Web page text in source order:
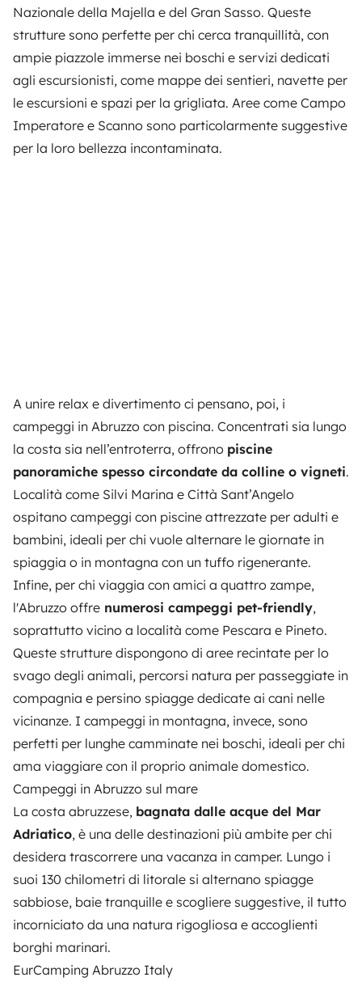
Nazionale della Majella e del Gran Sasso. Queste
strutture sono perfette per chi cerca tranquillità, con
ampie piazzole immerse nei boschi e servizi dedicati
agli escursionisti, come mappe dei sentieri, navette per
le escursioni e spazi per la grigliata. Aree come Campo
Imperatore e Scanno sono particolarmente suggestive
per la loro bellezza incontaminata.
A unire relax e divertimento ci pensano, poi, i
campeggi in Abruzzo con piscina. Concentrati sia lungo
la costa sia nell’entroterra, offrono piscine
panoramiche spesso circondate da colline o vigneti.
Località come Silvi Marina e Città Sant’Angelo
ospitano campeggi con piscine attrezzate per adulti e
bambini, ideali per chi vuole alternare le giornate in
spiaggia o in montagna con un tuffo rigenerante.
Infine, per chi viaggia con amici a quattro zampe,
l'Abruzzo offre numerosi campeggi pet-friendly,
soprattutto vicino a località come Pescara e Pineto.
Queste strutture dispongono di aree recintate per lo
svago degli animali, percorsi natura per passeggiate in
compagnia e persino spiagge dedicate ai cani nelle
vicinanze. I campeggi in montagna, invece, sono
perfetti per lunghe camminate nei boschi, ideali per chi
ama viaggiare con il proprio animale domestico.
Campeggi in Abruzzo sul mare
La costa abruzzese, bagnata dalle acque del Mar
Adriatico, è una delle destinazioni più ambite per chi
desidera trascorrere una vacanza in camper. Lungo i
suoi 130 chilometri di litorale si alternano spiagge
sabbiose, baie tranquille e scogliere suggestive, il tutto
incorniciato da una natura rigogliosa e accoglienti
borghi marinari.
EurCamping Abruzzo Italy